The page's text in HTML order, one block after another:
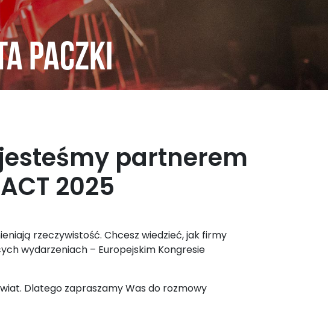
paczki
partnerem
2025
rzeczywistość. Chcesz wiedzieć, jak firmy
wydarzeniach – Europejskim Kongresie
Dlatego zapraszamy Was do rozmowy